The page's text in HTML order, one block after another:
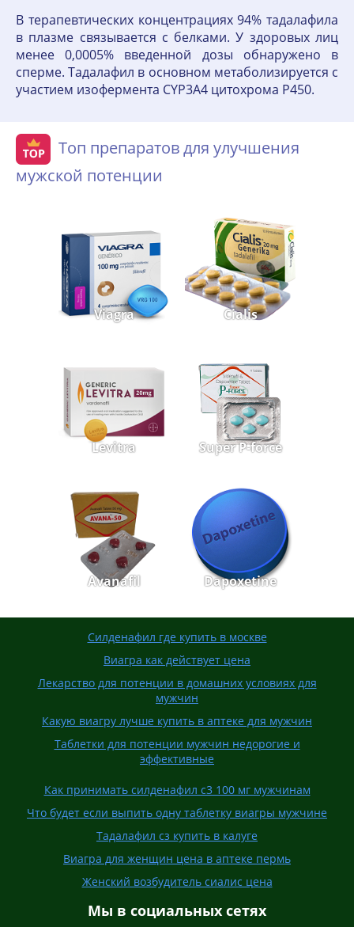
В терапевтических концентрациях 94% тадалафила
в плазме связывается с белками. У здоровых лиц
менее 0,0005% введенной дозы обнаружено в
сперме. Тадалафил в основном метаболизируется с
участием изофермента CYP3A4 цитохрома Р450.
Топ препаратов для улучшения
мужской потенции
Viagra Cialis
Levitra Super P-force
Avanafil Dapoxetine
Силденафил где купить в москве
Виагра как действует цена
Лекарство для потенции в домашних условиях для
мужчин
Какую виагру лучше купить в аптеке для мужчин
Таблетки для потенции мужчин недорогие и
эффективные
Как принимать силденафил с3 100 мг мужчинам
Что будет если выпить одну таблетку виагры мужчине
Тадалафил сз купить в калуге
Виагра для женщин цена в аптеке пермь
Женский возбудитель сиалис цена
Мы в социальных сетях